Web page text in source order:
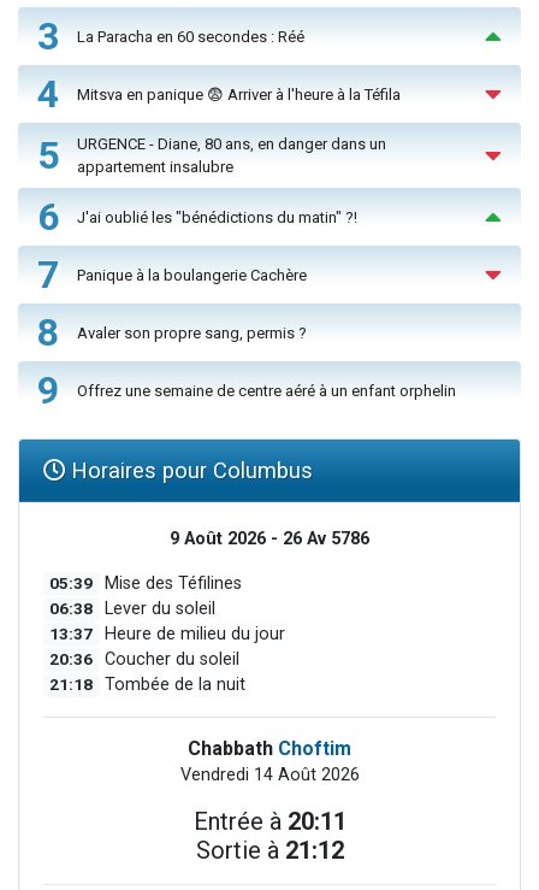
3 La Paracha en 60 secondes : Réé
4 Mitsva en panique 😨 Arriver à l'heure à la Téfila
5
URGENCE - Diane, 80 ans, en danger dans un
appartement insalubre
6 J'ai oublié les "bénédictions du matin" ?!
7 Panique à la boulangerie Cachère
8 Avaler son propre sang, permis ?
9 Offrez une semaine de centre aéré à un enfant orphelin
Horaires pour Columbus
9 Août 2026 - 26 Av 5786
05:39 Mise des Téfilines
06:38 Lever du soleil
13:37 Heure de milieu du jour
20:36 Coucher du soleil
21:18 Tombée de la nuit
Chabbath Choftim
Vendredi 14 Août 2026
Entrée à 20:11
Sortie à 21:12